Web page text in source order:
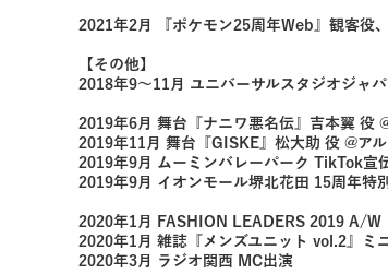
2021年2月 『ポケモン25周年Web』観客役
【その他】
2018年9〜11月 ユニバーサルスタジオジャ
2019年6月 舞台『ナニワ悪名伝』吉本翼 役
2019年11月 舞台『GISKE』松大助 役 @ア
2019年9月 ムーミンバレーパーク TikTok宣
2019年9月 イオンモール堺北花田 15周年特
2020年1月 FASHION LEADERS 2019 A/W
2020年1月 雑誌『メンズユニット vol.2』ミ
2020年3月 ラジオ関西 MC出演